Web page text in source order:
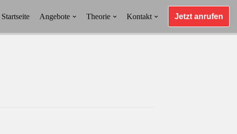
Startseite Angebote Theorie Kontakt Jetzt anrufen